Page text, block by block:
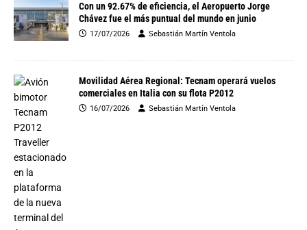
Con un 92.67% de eficiencia, el Aeropuerto Jorge
Chávez fue el más puntual del mundo en junio
17/07/2026 Sebastián Martín Ventola
Movilidad Aérea Regional: Tecnam operará vuelos
comerciales en Italia con su flota P2012
16/07/2026 Sebastián Martín Ventola